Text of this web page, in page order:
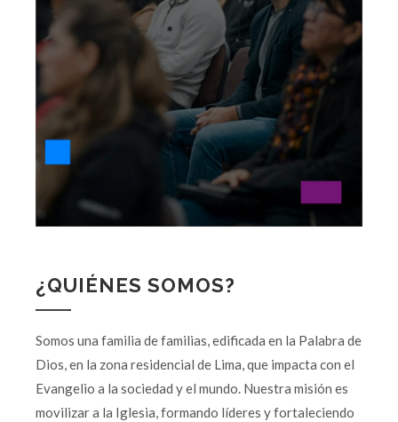
¿QUIÉNES SOMOS?
Somos una familia de familias, edificada en la Palabra de
Dios, en la zona residencial de Lima, que impacta con el
Evangelio a la sociedad y el mundo. Nuestra misión es
movilizar a la Iglesia, formando líderes y fortaleciendo